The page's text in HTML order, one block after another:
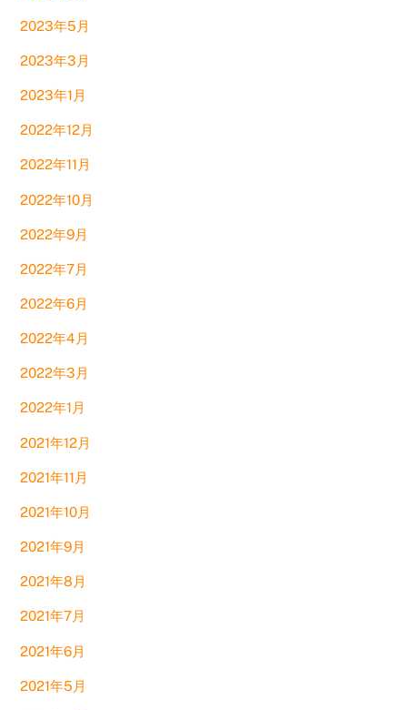
2023年5月
2023年3月
2023年1月
2022年12月
2022年11月
2022年10月
2022年9月
2022年7月
2022年6月
2022年4月
2022年3月
2022年1月
2021年12月
2021年11月
2021年10月
2021年9月
2021年8月
2021年7月
2021年6月
2021年5月